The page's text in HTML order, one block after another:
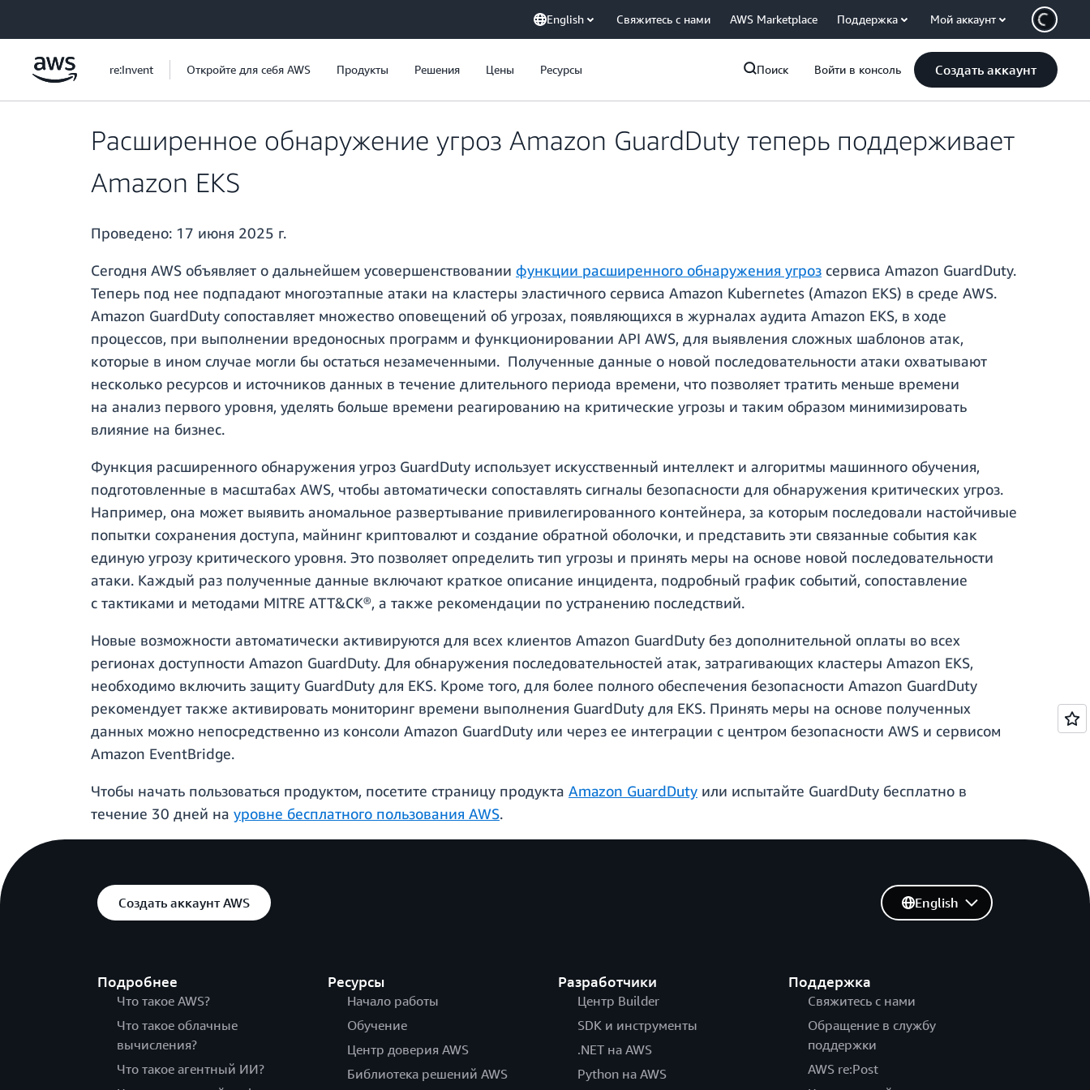
English Свяжитесь с нами AWS Marketplace Поддержка Мой аккаунт
re:Invent Откройте для себя AWS Продукты Решения Цены Ресурсы Поиск Войти в консоль Создать аккаунт
Расширенное обнаружение угроз Amazon GuardDuty теперь поддерживает
Amazon EKS
Проведено: 17 июня 2025 г.
Сегодня AWS объявляет о дальнейшем усовершенствовании функции расширенного обнаружения угроз сервиса Amazon GuardDuty.
Теперь под нее подпадают многоэтапные атаки на кластеры эластичного сервиса Amazon Kubernetes (Amazon EKS) в среде AWS.
Amazon GuardDuty сопоставляет множество оповещений об угрозах, появляющихся в журналах аудита Amazon EKS, в ходе
процессов, при выполнении вредоносных программ и функционировании API AWS, для выявления сложных шаблонов атак,
которые в ином случае могли бы остаться незамеченными. Полученные данные о новой последовательности атаки охватывают
несколько ресурсов и источников данных в течение длительного периода времени, что позволяет тратить меньше времени
на анализ первого уровня, уделять больше времени реагированию на критические угрозы и таким образом минимизировать
влияние на бизнес.
Функция расширенного обнаружения угроз GuardDuty использует искусственный интеллект и алгоритмы машинного обучения,
подготовленные в масштабах AWS, чтобы автоматически сопоставлять сигналы безопасности для обнаружения критических угроз.
Например, она может выявить аномальное развертывание привилегированного контейнера, за которым последовали настойчивые
попытки сохранения доступа, майнинг криптовалют и создание обратной оболочки, и представить эти связанные события как
единую угрозу критического уровня. Это позволяет определить тип угрозы и принять меры на основе новой последовательности
атаки. Каждый раз полученные данные включают краткое описание инцидента, подробный график событий, сопоставление
с тактиками и методами MITRE ATT&CK®, а также рекомендации по устранению последствий.
Новые возможности автоматически активируются для всех клиентов Amazon GuardDuty без дополнительной оплаты во всех
регионах доступности Amazon GuardDuty. Для обнаружения последовательностей атак, затрагивающих кластеры Amazon EKS,
необходимо включить защиту GuardDuty для EKS. Кроме того, для более полного обеспечения безопасности Amazon GuardDuty
рекомендует также активировать мониторинг времени выполнения GuardDuty для EKS. Принять меры на основе полученных
данных можно непосредственно из консоли Amazon GuardDuty или через ее интеграции с центром безопасности AWS и сервисом
Amazon EventBridge.
Чтобы начать пользоваться продуктом, посетите страницу продукта Amazon GuardDuty или испытайте GuardDuty бесплатно в
течение 30 дней на уровне бесплатного пользования AWS.
Создать аккаунт AWS
Подробнее
Что такое AWS?
Что такое облачные
вычисления?
Что такое агентный ИИ?
Ресурсы
Начало работы
Обучение
Центр доверия AWS
Библиотека решений AWS
Разработчики
Центр Builder
SDK и инструменты
.NET на AWS
Python на AWS
Поддержка
Свяжитесь с нами
Обращение в службу
поддержки
AWS re:Post
English